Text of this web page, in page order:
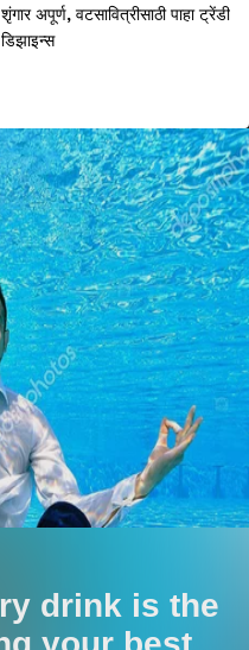
शृंगार अपूर्ण, वटसावित्रीसाठी पाहा ट्रेंडी
डिझाइन्स